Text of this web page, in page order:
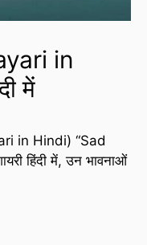
in
में
in Hindi) “Sad
हिंदी में, उन भावनाओं